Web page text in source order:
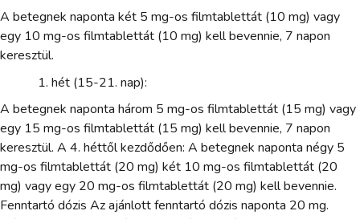
A betegnek naponta két 5 mg-os filmtablettát (10 mg) vagy
egy 10 mg-os filmtablettát (10 mg) kell bevennie, 7 napon
keresztül.
hét (15-21. nap):
A betegnek naponta három 5 mg-os filmtablettát (15 mg) vagy
egy 15 mg-os filmtablettát (15 mg) kell bevennie, 7 napon
keresztül. A 4. héttől kezdődően: A betegnek naponta négy 5
mg-os filmtablettát (20 mg) két 10 mg-os filmtablettát (20
mg) vagy egy 20 mg-os filmtablettát (20 mg) kell bevennie.
Fenntartó dózis Az ajánlott fenntartó dózis naponta 20 mg.